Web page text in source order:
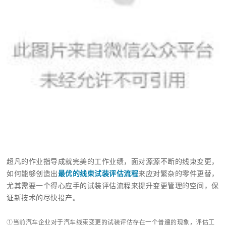
超凡的作业指导成就完美的工作业绩，面对源源不断的线束变更，
如何能够创造出最优的线束试装评估流程来应对繁杂的零件更替，
尤其需要一个得心应手的试装评估流程来提升变更管理的空间，保
证新技术的尽快投产。
①当前汽车企业对于汽车线束变更的试装评估存在一个普遍的现象，评估工